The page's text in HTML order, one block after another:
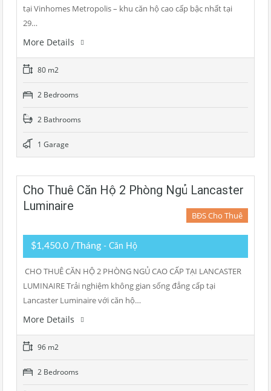
tại Vinhomes Metropolis – khu căn hộ cao cấp bậc nhất tại
29…
More Details
80 m2
2 Bedrooms
2 Bathrooms
1 Garage
Cho Thuê Căn Hộ 2 Phòng Ngủ Lancaster
Luminaire
BĐS Cho Thuê
$1,450.0 /Tháng - Căn Hộ
CHO THUÊ CĂN HỘ 2 PHÒNG NGỦ CAO CẤP TẠI LANCASTER
LUMINAIRE Trải nghiệm không gian sống đẳng cấp tại
Lancaster Luminaire với căn hộ…
More Details
96 m2
2 Bedrooms